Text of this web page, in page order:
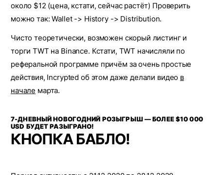
около $12 (цена, кстати, сейчас растёт) Проверить
можно так: Wallet -> History -> Distribution.
Чисто теоретически, возможен скорый листинг и
торги TWT на Binance. Кстати, TWT начисляли по
реферальной программе причём за очень простые
действия, Incrypted об этом даже делали видео в
начале марта.
7-ДНЕВНЫЙ НОВОГОДНИЙ РОЗЫГРЫШ — БОЛЕЕ $10 000
USD БУДЕТ РАЗЫГРАНО!
КНОПКА БАБЛО!